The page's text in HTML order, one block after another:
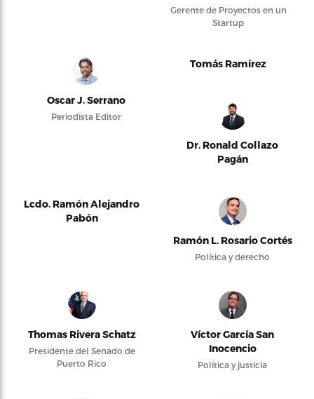
Gerente de Proyectos en un
Startup
Oscar J. Serrano
Periodista Editor
Tomás Ramírez
Dr. Ronald Collazo
Pagán
Lcdo. Ramón Alejandro
Pabón
Ramón L. Rosario Cortés
Política y derecho
Thomas Rivera Schatz
Presidente del Senado de
Puerto Rico
Víctor García San
Inocencio
Política y justicia